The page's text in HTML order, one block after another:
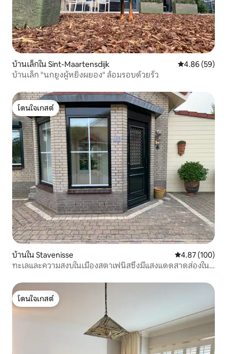
บ้านเล็กใน Sint-Maartensdijk คะแนนเฉลี่ย
4.86 (59)
บ้านเล็ก "นกยูงผู้หยิ่งผยอง" ล้อมรอบด้วยรั้ว
โดนใจเกสต์
โดนใจเกสต์
บ้านใน Stavenisse คะแนนเฉลี่ย
4.87 (100)
ทะเลและความสงบในเมืองสตาเฟนิสซึ่งมีแสงแดดสาดส่องใน
โดนใจเกสต์
โดนใจเกสต์